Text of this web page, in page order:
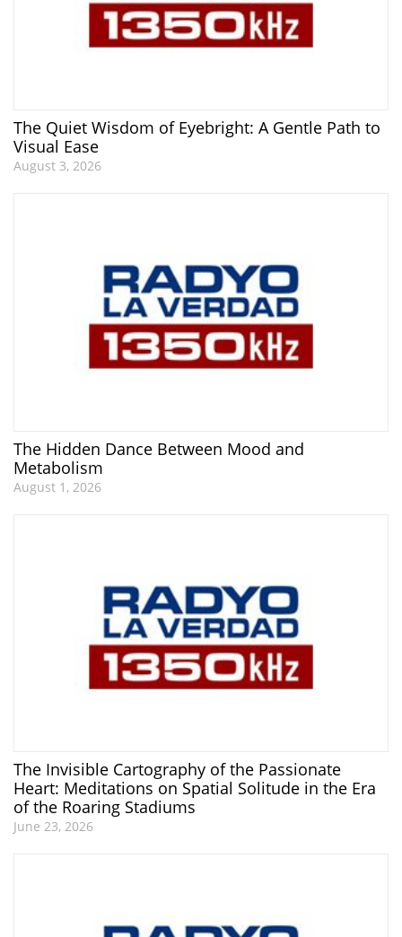
The Quiet Wisdom of Eyebright: A Gentle Path to
Visual Ease
August 3, 2026
The Hidden Dance Between Mood and
Metabolism
August 1, 2026
The Invisible Cartography of the Passionate
Heart: Meditations on Spatial Solitude in the Era
of the Roaring Stadiums
June 23, 2026